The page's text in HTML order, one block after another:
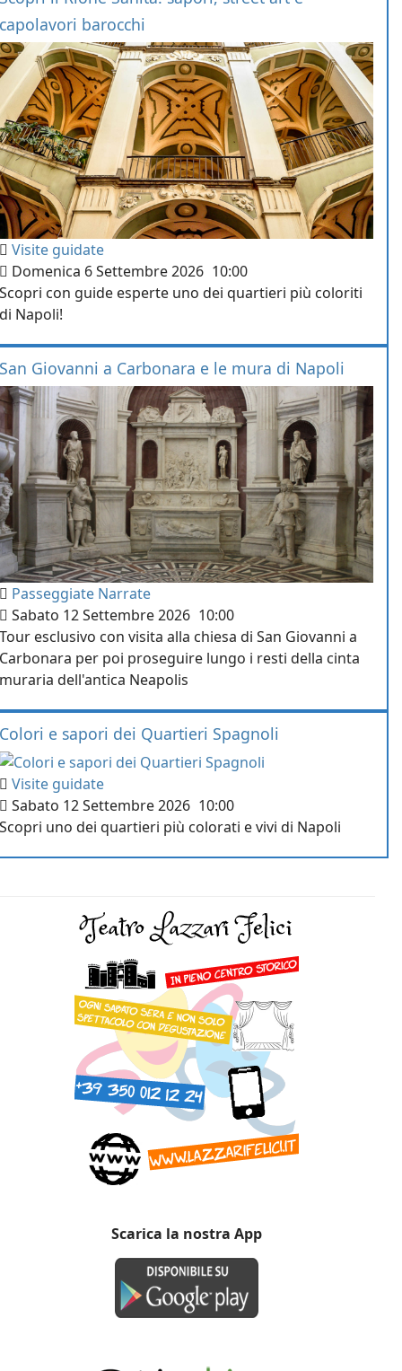
capolavori barocchi
Visite guidate
Domenica 6 Settembre 2026 10:00
Scopri con guide esperte uno dei quartieri più coloriti
di Napoli!
San Giovanni a Carbonara e le mura di Napoli
Passeggiate Narrate
Sabato 12 Settembre 2026 10:00
Tour esclusivo con visita alla chiesa di San Giovanni a
Carbonara per poi proseguire lungo i resti della cinta
muraria dell'antica Neapolis
Colori e sapori dei Quartieri Spagnoli
Visite guidate
Sabato 12 Settembre 2026 10:00
Scopri uno dei quartieri più colorati e vivi di Napoli
Scarica la nostra App